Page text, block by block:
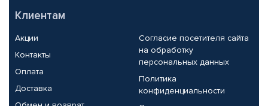
Клиентам
Акции
Контакты
Оплата
Доставка
Согласие посетителя сайта
на обработку
персональных данных
Политика
конфиденциальности